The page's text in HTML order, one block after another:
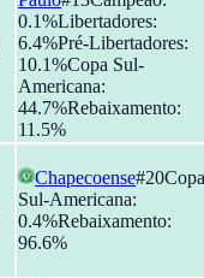
0.1%Libertadores:
6.4%Pré-Libertadores:
10.1%Copa Sul-
Americana:
44.7%Rebaixamento:
11.5%
Chapecoense#20Copa
Sul-Americana:
0.4%Rebaixamento:
96.6%